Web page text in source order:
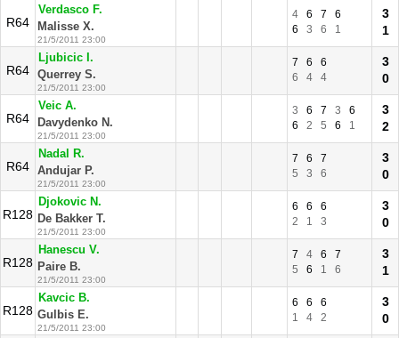
R64
Verdasco F.
Malisse X.
21/5/2011 23:00
4 6 7
6
6
3 6 1
3
1
R64
Ljubicic I.
Querrey S.
21/5/2011 23:00
7 6
6
6
4 4
3
0
R64
Veic A.
Davydenko N.
21/5/2011 23:00
3 6 7 3
6
6
2 5 6 1
3
2
R64
Nadal R.
Andujar P.
21/5/2011 23:00
7 6
7
5
3 6
3
0
R128
Djokovic N.
De Bakker T.
21/5/2011 23:00
6 6
6
2
1 3
3
0
R128
Hanescu V.
Paire B.
21/5/2011 23:00
7 4 6
7
5
6 1 6
3
1
R128
Kavcic B.
Gulbis E.
21/5/2011 23:00
6 6
6
1
4 2
3
0